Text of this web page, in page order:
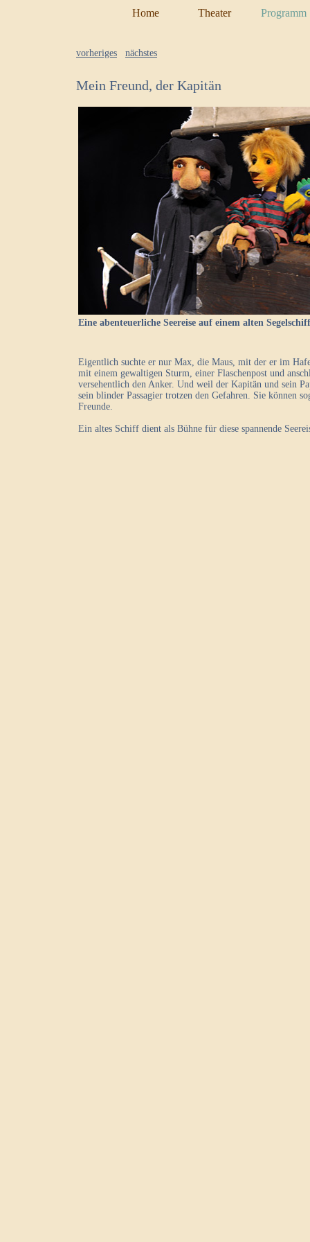
Home Theater Programm
vorheriges nächstes
Mein Freund, der Kapitän
Eine abenteuerliche Seereise auf einem alten
Eigentlich suchte er nur Max, die Maus, mit der er im
mit einem gewaltigen Sturm, einer Flaschenpost und
versehentlich den Anker. Und weil der Kapitän und sein
sein blinder Passagier trotzen den Gefahren. Sie können
Freunde.
Ein altes Schiff dient als Bühne für diese spannende